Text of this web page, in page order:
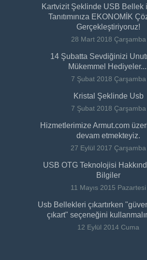
Kartvizit Şeklinde USB Bellek
Tanıtımınıza EKONOMİK
Gerçekleştiriyoruz!
28 Mart 2018 Çarşamba
14 Şubatta Sevdiğinizi
Mükemmel
7 Şubat 2018 Çarşamba
Kristal Şeklinde Usb
7 Şubat 2018 Çarşamba
Hizmetlerimize Armut.com
devam etmekteyiz.
27 Eylül 2017 Çarşamba
USB OTG Teknolojisi
Bilgiler
11 Mayıs 2015 Pazartesi
Usb Bellekleri çıkartırken
çıkart" seçeneğini
12 Eylül 2014 Cuma